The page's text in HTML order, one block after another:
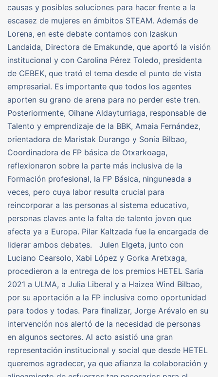
causas y posibles soluciones para hacer frente a la
escasez de mujeres en ámbitos STEAM. Además de
Lorena, en este debate contamos con Izaskun
Landaida, Directora de Emakunde, que aportó la visión
institucional y con Carolina Pérez Toledo, presidenta
de CEBEK, que trató el tema desde el punto de vista
empresarial. Es importante que todos los agentes
aporten su grano de arena para no perder este tren.
Posteriormente, Oihane Aldayturriaga, responsable de
Talento y emprendizaje de la BBK, Amaia Fernández,
orientadora de Maristak Durango y Sonia Bilbao,
Coordinadora de FP básica de Otxarkoaga,
reflexionaron sobre la parte más inclusiva de la
Formación profesional, la FP Básica, ninguneada a
veces, pero cuya labor resulta crucial para
reincorporar a las personas al sistema educativo,
personas claves ante la falta de talento joven que
afecta ya a Europa. Pilar Kaltzada fue la encargada de
liderar ambos debates. Julen Elgeta, junto con
Luciano Cearsolo, Xabi López y Gorka Aretxaga,
procedieron a la entrega de los premios HETEL Saria
2021 a ULMA, a Julia Liberal y a Haizea Wind Bilbao,
por su aportación a la FP inclusiva como oportunidad
para todos y todas. Para finalizar, Jorge Arévalo en su
intervención nos alertó de la necesidad de personas
en algunos sectores. Al acto asistió una gran
representación institucional y social que desde HETEL
queremos agradecer, ya que afianza la colaboración y